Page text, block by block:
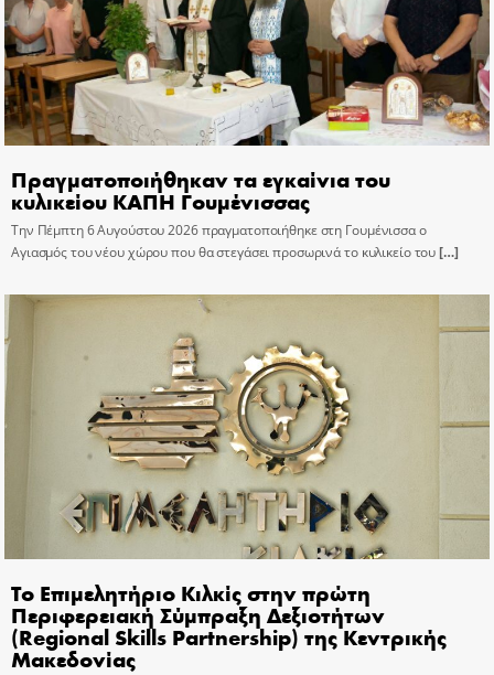
Πραγματοποιήθηκαν τα εγκαίνια του
κυλικείου ΚΑΠΗ Γουμένισσας
Την Πέμπτη 6 Αυγούστου 2026 πραγματοποιήθηκε στη Γουμένισσα ο
Αγιασμός του νέου χώρου που θα στεγάσει προσωρινά το κυλικείο του[…]
Το Επιμελητήριο Κιλκίς στην πρώτη
Περιφερειακή Σύμπραξη Δεξιοτήτων
(Regional Skills Partnership) της Κεντρικής
Μακεδονίας